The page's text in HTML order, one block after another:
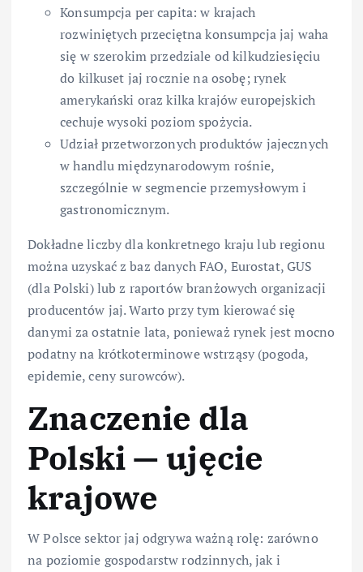
Konsumpcja per capita: w krajach
rozwiniętych przeciętna konsumpcja jaj waha
się w szerokim przedziale od kilkudziesięciu
do kilkuset jaj rocznie na osobę; rynek
amerykański oraz kilka krajów europejskich
cechuje wysoki poziom spożycia.
Udział przetworzonych produktów jajecznych
w handlu międzynarodowym rośnie,
szczególnie w segmencie przemysłowym i
gastronomicznym.
Dokładne liczby dla konkretnego kraju lub regionu
można uzyskać z baz danych FAO, Eurostat, GUS
(dla Polski) lub z raportów branżowych organizacji
producentów jaj. Warto przy tym kierować się
danymi za ostatnie lata, ponieważ rynek jest mocno
podatny na krótkoterminowe wstrząsy (pogoda,
epidemie, ceny surowców).
Znaczenie dla
Polski — ujęcie
krajowe
W Polsce sektor jaj odgrywa ważną rolę: zarówno
na poziomie gospodarstw rodzinnych, jak i